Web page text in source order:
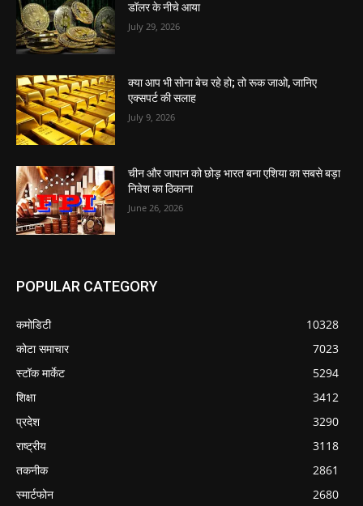
डॉलर के नीचे आया
July 29, 2026
क्या आप भी सोना बेच रहे हो; तो रूक जाओ, जानिए
एक्सपर्ट की सलाह
July 9, 2026
चीन और जापान को छोड़ भारत बना एशिया का सबसे बड़ा
निवेश का ठिकाना
June 26, 2026
POPULAR CATEGORY
कमोडिटी
10328
कोटा समाचार
7023
स्टॉक मार्केट
5294
शिक्षा
3412
प्रदेश
3290
राष्ट्रीय
3118
तकनीक
2861
स्मार्टफोन
2680